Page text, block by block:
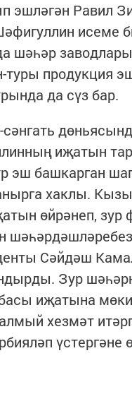
Равил
исеме
шәһәр
продукция
да сүз бар.
иҗатын
эш башкарган
хаклы.
өйрәнеп, зур
Сәйдәш
Зур
иҗатына
хезмәт
үстергәне